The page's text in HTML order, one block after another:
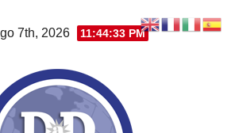
7th, 2026 11:44:34 PM